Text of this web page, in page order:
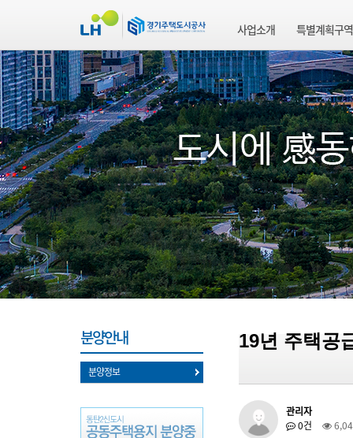
사업소개 특별계획구역
분양안내
분양정보
19년 주택공
관리자
0건